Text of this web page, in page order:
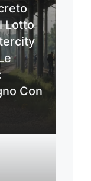
Lotto
Con